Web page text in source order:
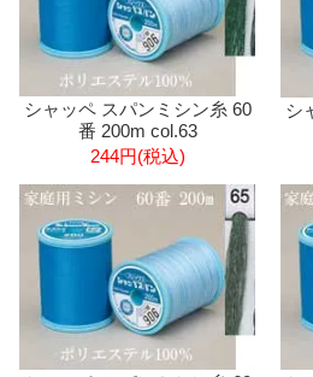
シャッペ スパンミシン糸 60
番 200m col.63
244円(税込)
シ